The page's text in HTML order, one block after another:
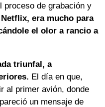
proceso de grabación y
Netflix, era mucho para
el olor a rancio a
triunfal, a
El día en que,
al primer avión, donde
un mensaje de